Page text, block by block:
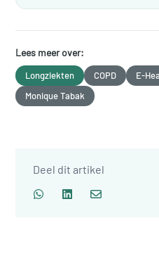
Lees meer over:
Longziekten COPD E-
Monique Tabak
Deel dit artikel